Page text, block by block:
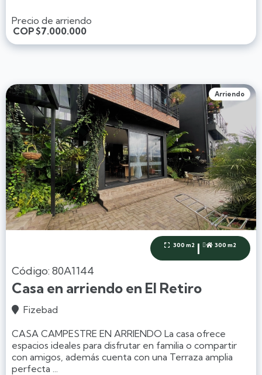
Precio de arriendo
COP$7.000.000
Arriendo
 300 m2 |  300 m2
Código: 80A1144
Casa en arriendo en El Retiro
 Fizebad
CASA CAMPESTRE EN ARRIENDO La casa ofrece
espacios ideales para disfrutar en familia o compartir
con amigos, además cuenta con una Terraza amplia
perfecta ...